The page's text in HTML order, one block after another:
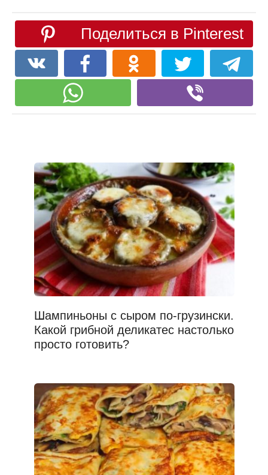
Поделиться в Pinterest
Шампиньоны с сыром по-грузински.
Какой грибной деликатес настолько
просто готовить?